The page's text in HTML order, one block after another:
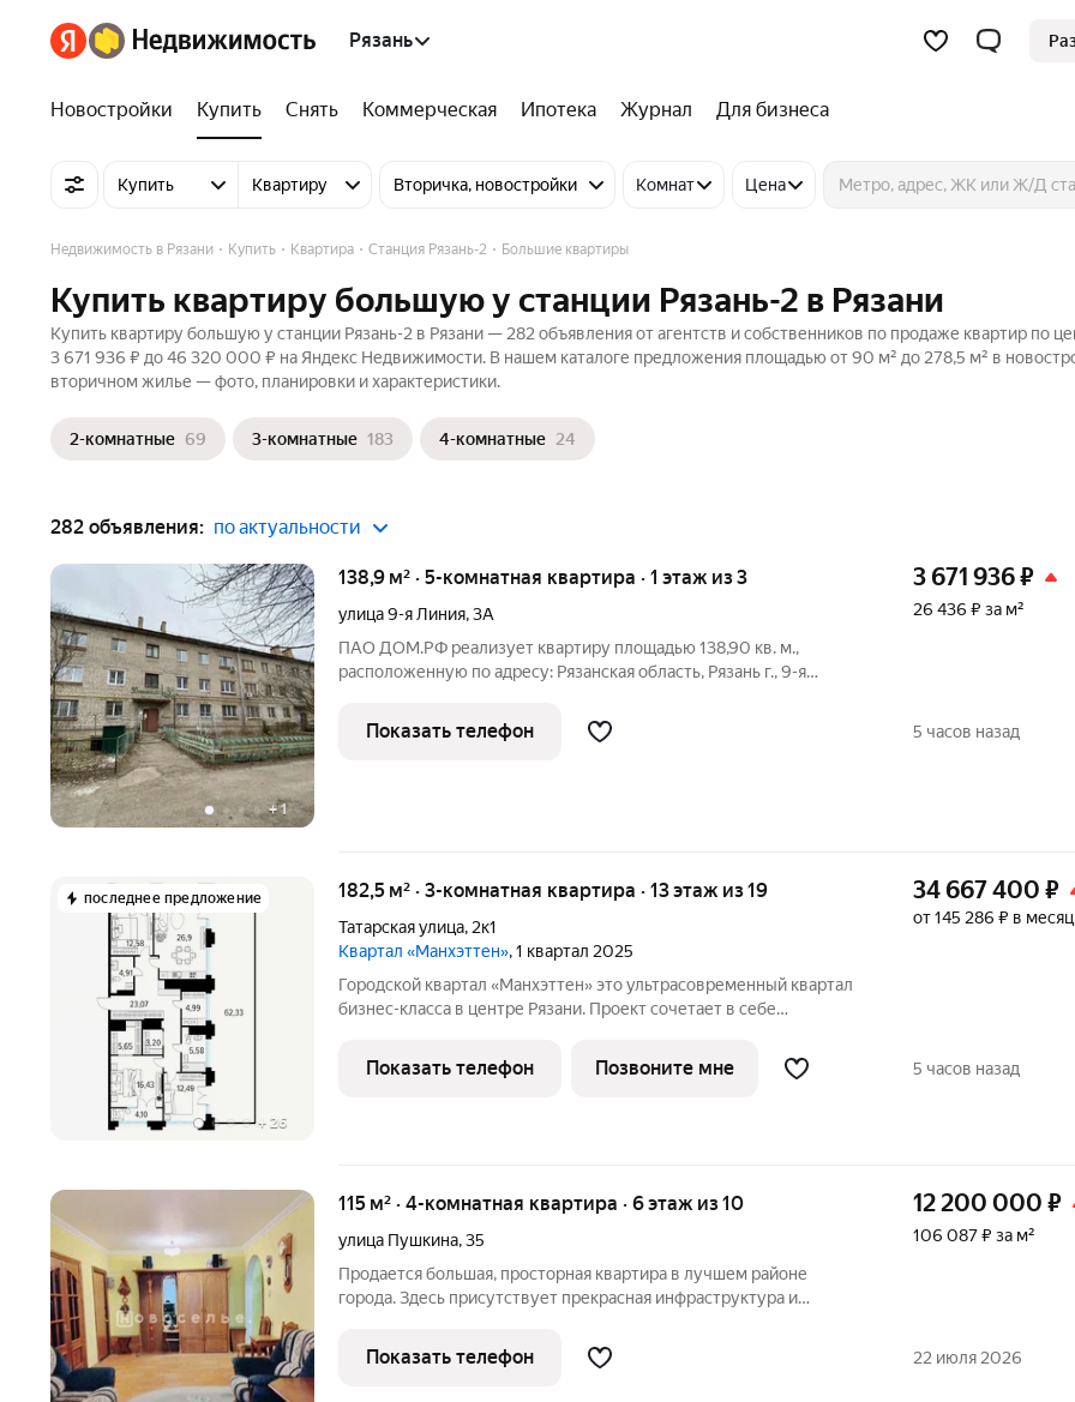
Рязань
Новостройки Купить Снять Коммерческая Ипотека Журнал Для бизнеса
Купить Квартиру Вторичка, новостройки Комнат Цена
Недвижимость в Рязани Купить Квартира Станция Рязань-2 Большие квартиры
Купить квартиру большую у станции Рязань-2 в Рязани
Купить квартиру большую у станции Рязань-2 в Рязани — 282 объявления от агентств и собственников по продаже квартир по
3 671 936 ₽ до 46 320 000 ₽ на Яндекс Недвижимости. В нашем каталоге предложения площадью от 90 м² до 278,5 м² в
вторичном жилье — фото, планировки и характеристики.
2-комнатные 69 3-комнатные 183 4-комнатные 24
282 объявления: по актуальности
+1
138,9 м² · 5-комнатная квартира · 1 этаж из 3
улица 9-я Линия,3А
ПАО ДОМ.РФ реализует квартиру площадью 138,90 кв. м.,
расположенную по адресу: Рязанская область, Рязань г., 9-я
(юридическое лицо). Кадастровый номер объекта недвижимости:
62:29:0070008:576
3 671 936₽
26 436 ₽ за м²
Показать телефон 5 часов назад
последнее предложение
+ 26
182,5 м² · 3-комнатная квартира · 13 этаж из 19
Татарская улица, 2к1
Квартал «Манхэттен», 1 квартал 2025
Городской квартал «Манхэттен» это ультрасовременный квартал
бизнес-класса в центре Рязани. Проект сочетает в себе
интегрированный дизайн среды. Авторские планировки
максимально продуманы, а
34 667 400 ₽
от 145 286 ₽ в месяц
Показать телефон Позвоните мне 5 часов назад
115 м² · 4-комнатная квартира · 6 этаж из 10
улица Пушкина,35
Продается большая, просторная квартира в лучшем районе
города. Здесь присутствует прекрасная инфраструктура и
комнаты изолированные, автономное отопление. Уникальная
просторная
12 200 000 ₽
106 087 ₽ за м²
Показать телефон 22 июля 2026